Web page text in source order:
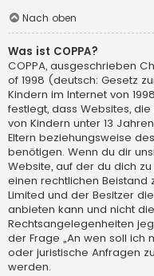
Nach oben
Was ist COPPA?
COPPA, ausgeschrieben
of 1998 (deutsch: Gesetz
Kindern im Internet von
festlegt, dass Websites,
von Kindern unter 13
Eltern beziehungsweise
benötigen. Wenn du dir
Website, auf der du dich
einen rechtlichen Beistand
Limited und der Besitzer
anbieten kann und nicht
Rechtsangelegenheiten
der Frage „An wen soll ich
oder juristische Anfragen
werden.